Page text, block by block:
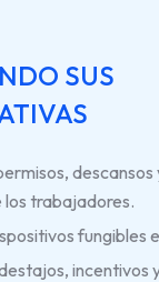
SUS
descansos
los trabajadores.
fungibles
incentivos